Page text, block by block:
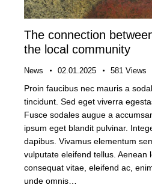
The connection
the local community
News 02.01.2025 581 Views
Proin faucibus nec mauris a
tincidunt. Sed eget viverra
Fusce sodales augue a
ipsum eget blandit pulvinar.
dapibus. Vivamus elementum
vulputate eleifend tellus. Aenean
consequat vitae, eleifend ac,
unde omnis…